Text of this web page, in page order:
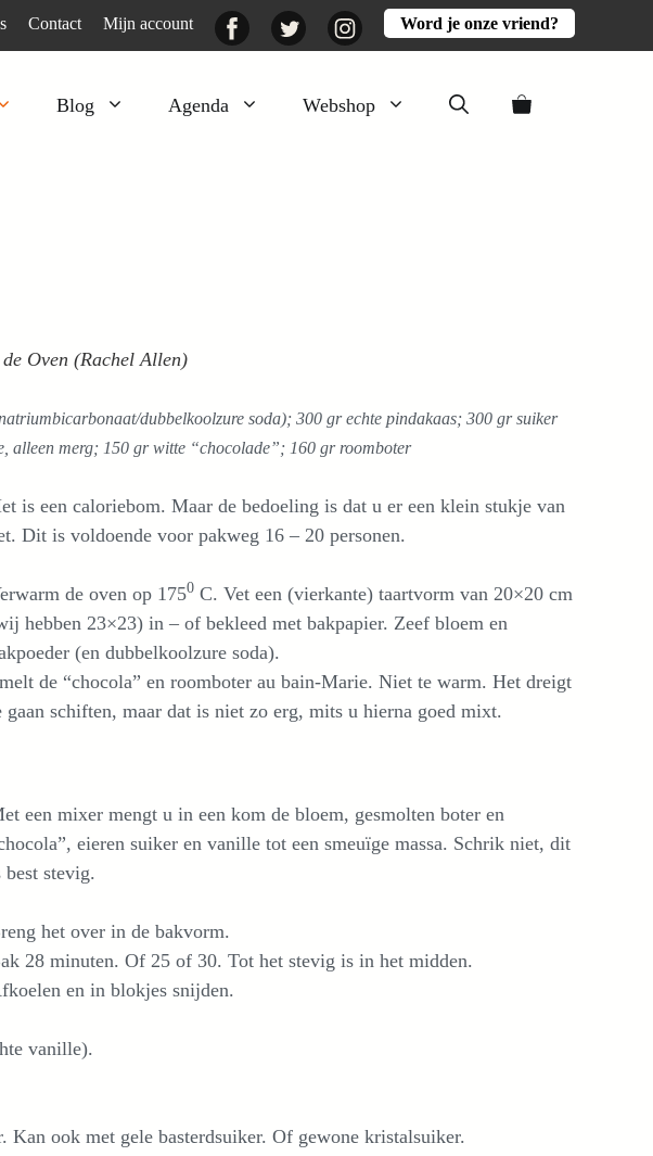
Contact Mijn account FacebookTwitter InstagramWord je onze vriend?
Blog Agenda Webshop
Bladgroenten
Oven (Rachel Allen)
dubbelkoolzure soda); 300 gr echte pindakaas; 300 gr suiker
alleen merg; 150 gr witte “chocolade”; 160 gr roomboter
is een caloriebom. Maar de bedoeling is dat u er een klein stukje van
Dit is voldoende voor pakweg 16 – 20 personen.
de oven op 1750 C. Vet een (vierkante) taartvorm van 20×20 cm
hebben 23×23) in – of bekleed met bakpapier. Zeef bloem en
(en dubbelkoolzure soda).
de “chocola” en roomboter au bain-Marie. Niet te warm. Het dreigt
gaan schiften, maar dat is niet zo erg, mits u hierna goed mixt.
een mixer mengt u in een kom de bloem, gesmolten boter en
eieren suiker en vanille tot een smeuïge massa. Schrik niet, dit
best stevig.
het over in de bakvorm.
28 minuten. Of 25 of 30. Tot het stevig is in het midden.
en in blokjes snijden.
vanille).
ook met gele basterdsuiker. Of gewone kristalsuiker.